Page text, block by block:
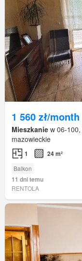
1 560 zł/month
Mieszkanie w 06-100,
mazowieckie
1 24 m²
Balkon
11 dni temu
RENTOLA